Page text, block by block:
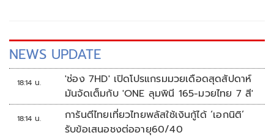
NEWS UPDATE
18:14 น.
'ช่อง 7HD' เปิดโปรแกรมมวยเดือดสุดสัปดาห์
มันจัดเต็มกับ 'ONE ลุมพินี 165-มวยไทย 7 สี'
18:14 น.
การันตีไทยเที่ยวไทยพลัสใช้เงินกู้ได้ ‘เอกนิติ’
รับข้อเสนอชงต่ออายุ60/40